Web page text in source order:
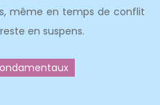
même en temps de conflit
en suspens.